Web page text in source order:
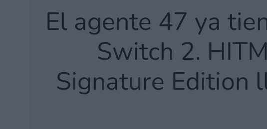
El agente 47 ya
Switch 2.
Signature Edition